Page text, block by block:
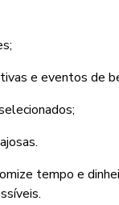
e eventos de
tempo e